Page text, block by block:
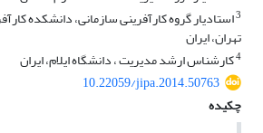
3استادیار گروه کارآفرینی سازمانی، دانشکده
تهران، ایران
4کارشناس ارشد مدیریت ، دانشگاه ایلام، ایران
10.22059/jipa.2014.50763
چکیده